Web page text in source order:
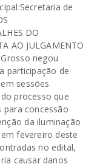
de
DO
AO JULGAMENTO
negou
participação de
sessões
processo que
para concessão
da iluminação
fevereiro deste
no edital,
causar danos